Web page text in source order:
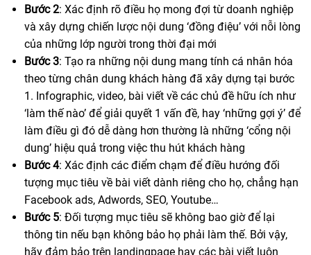
Bước 2: Xác định rõ điều họ mong đợi từ doanh nghiệp
và xây dựng chiến lược nội dung ‘đồng điệu’ với nỗi lòng
của những lớp người trong thời đại mới
Bước 3: Tạo ra những nội dung mang tính cá nhân hóa
theo từng chân dung khách hàng đã xây dựng tại bước
1. Infographic, video, bài viết về các chủ đề hữu ích như
‘làm thế nào’ để giải quyết 1 vấn đề, hay ‘những gợi ý’ để
làm điều gì đó dễ dàng hơn thường là những ‘cổng nội
dung’ hiệu quả trong việc thu hút khách hàng
Bước 4: Xác định các điểm chạm để điều hướng đối
tượng mục tiêu về bài viết dành riêng cho họ, chẳng hạn
Facebook ads, Adwords, SEO, Youtube…
Bước 5: Đối tượng mục tiêu sẽ không bao giờ để lại
thông tin nếu bạn không bảo họ phải làm thế. Bởi vậy,
hãy đảm bảo trên landingpage hay các bài viết luôn